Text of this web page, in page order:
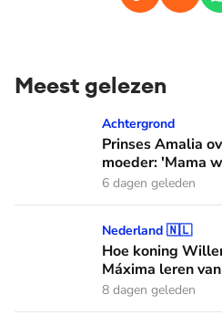
Meest gelezen
Prinses Amalia over dé traan
Achtergrond
Prinses Amalia
moeder: 'Mama
6 dagen geleden
Hoe koning Willem-
Nederland 🇳🇱
Hoe koning
Máxima leren
8 dagen geleden